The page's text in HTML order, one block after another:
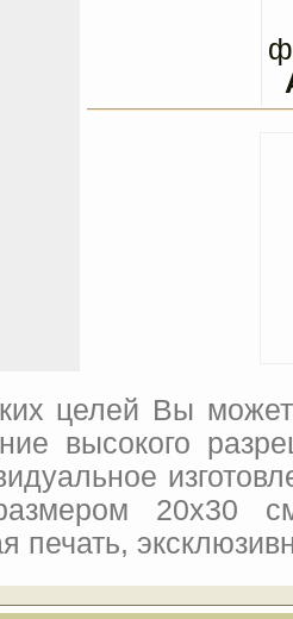
целей Вы
высокого
20x30
печать,